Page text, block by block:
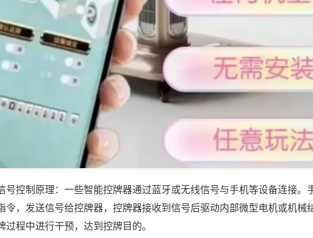
号控制原理：一些智能控牌器通过蓝牙或无线信号与手机等设备连接。
令，发送信号给控牌器，控牌器接收到信号后驱动内部微型电机或机械
过程中进行干预，达到控牌目的。